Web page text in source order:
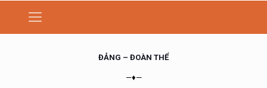
ĐẢNG – ĐOÀN THỂ
—♦—